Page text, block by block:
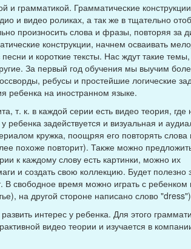
и грамматикой. Грамматические
и видео роликах, а так же в тщательно
произносить слова и фразы, повторяя за
конструкции, начнем осваивать
и короткие тексты. Нас ждут такие темы,
За первый год обучения мы выучим
ребусы и простейшие логические
ребенка на иностранном языке.
т. к. в каждой серии есть видео теория, где
задействуется и визуальная и
кружка, поощряя его повторять
похоже повторит). Также можно
к каждому слову есть картинки, можно их
и создать свою коллекцию. Будет полезно
В свободное время можно играть с ребенком
на другой стороне написано слово
интерес у ребенка. Для этого
видео теории и изучается в